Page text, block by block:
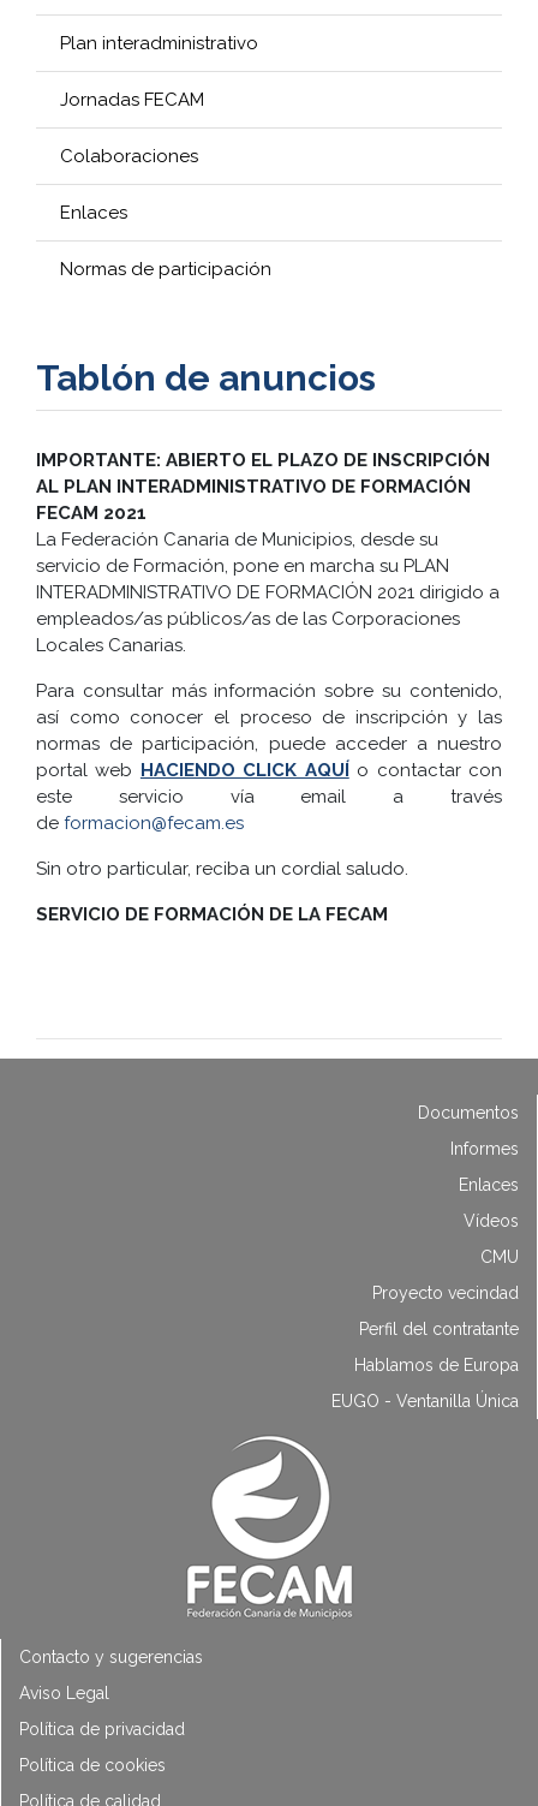
Plan interadministrativo
Jornadas FECAM
Colaboraciones
Enlaces
Normas de participación
Tablón de anuncios
IMPORTANTE: ABIERTO EL PLAZO DE INSCRIPCIÓN
AL PLAN INTERADMINISTRATIVO DE FORMACIÓN
FECAM 2021
La Federación Canaria de Municipios, desde su
servicio de Formación, pone en marcha su PLAN
INTERADMINISTRATIVO DE FORMACIÓN 2021 dirigido a
empleados/as públicos/as de las Corporaciones
Locales Canarias.
Para consultar más información sobre su contenido,
así como conocer el proceso de inscripción y las
normas de participación, puede acceder a nuestro
portal web HACIENDO CLICK AQUÍ o contactar con
este servicio vía email a través
de formacion@fecam.es
Sin otro particular, reciba un cordial saludo.
SERVICIO DE FORMACIÓN DE LA FECAM
Documentos
Informes
Enlaces
Vídeos
CMU
Proyecto vecindad
Perfil del contratante
Hablamos de Europa
EUGO - Ventanilla Única
Contacto y sugerencias
Aviso Legal
Política de privacidad
Política de cookies
Política de calidad